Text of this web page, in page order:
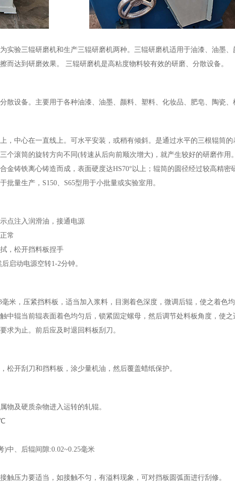
实验三辊研磨机和生产三辊研磨机两种。三辊研磨机适用于油漆、油墨
而达到研磨效果。 三辊研磨机是高粘度物料较有效的研磨、分散设备。
散设备。主要用于各种油漆、油墨、颜料、塑料、化妆品、肥皂、陶瓷、
，中心在一直线上。可水平安装，或稍有倾斜。是通过水平的三根辊筒
个滚筒的旋转方向不同(转速从后向前顺次增大)，就产生较好的研磨作用
金铸铁离心铸造而成，表面硬度达HS70°以上；辊筒的圆径经过较高精
批量生产，S150、S65型用于小批量或实验室用。
点注入润滑油，接通电源
常
，松开挡料板捏手
启动电源空转1-2分钟。
米，压紧挡料板，适当加入浆料，目测着色深度，微调后辊，使之着色均
辊当前辊表面着色均匀后，锁紧固定螺母，然后调节处料板角度，使
求为止。前后应及时退回料板刮刀。
松开刮刀和挡料板，涂少量机油，然后覆盖蜡纸保护。
及硬质杂物进入运转的轧辊。
中、后辊间隙:0.02~0.25毫米
压力要适当，如接触不匀，有溢料现象，可对挡板圆弧面进行刮修。